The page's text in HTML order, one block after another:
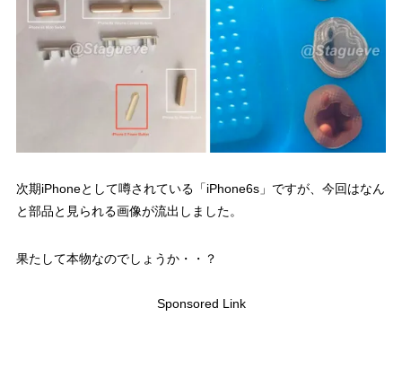
次期iPhoneとして噂されている「iPhone6s」ですが、今回はなん
と部品と見られる画像が流出しました。
果たして本物なのでしょうか・・？
Sponsored Link